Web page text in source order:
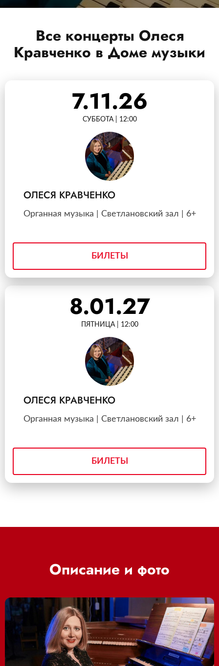
Все концерты Олеся
Кравченко в Доме музыки
7.11.26
СУББОТА | 12:00
ОЛЕСЯ КРАВЧЕНКО
Органная музыка | Светлановский зал | 6+
БИЛЕТЫ
8.01.27
ПЯТНИЦА | 12:00
ОЛЕСЯ КРАВЧЕНКО
Органная музыка | Светлановский зал | 6+
БИЛЕТЫ
Описание и фото